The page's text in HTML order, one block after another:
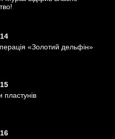
14
«Золотий дельфін»
15
пластунів
16